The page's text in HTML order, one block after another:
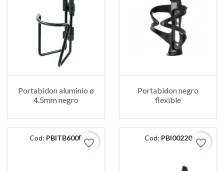
Portabidon aluminio ø
4.5mm negro
Portabidon negro
flexible
Cod: PBITB600B favorite_border Cod: PBI00220 favorite_border